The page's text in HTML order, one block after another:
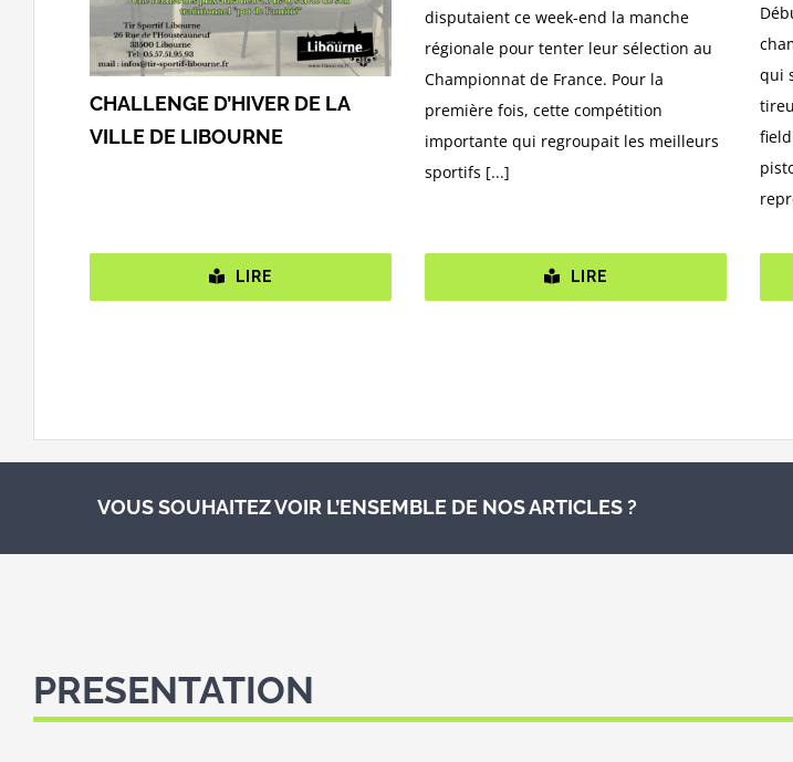
CHALLENGE D’HIVER DE LA
VILLE DE LIBOURNE
disputaient ce week-end la manche
régionale pour tenter leur sélection au
Championnat de France. Pour la
première fois, cette compétition
importante qui regroupait les meilleurs
sportifs [...]
qui
LIRE LIRE
VOUS SOUHAITEZ VOIR L’ENSEMBLE DE NOS ARTICLES ?
PRESENTATION